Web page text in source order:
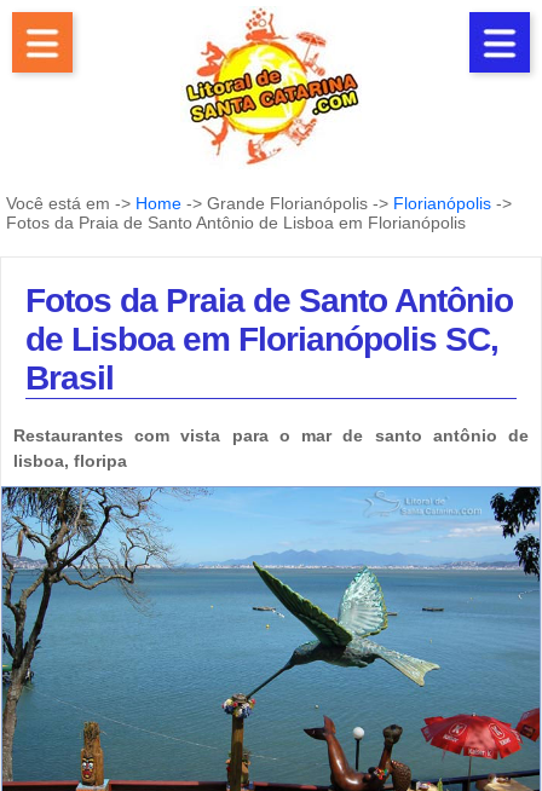
Você está em -> Home -> Grande Florianópolis -> Florianópolis ->
Fotos da Praia de Santo Antônio de Lisboa em Florianópolis
Fotos da Praia de Santo Antônio
de Lisboa em Florianópolis SC,
Brasil
Restaurantes com vista para o mar de santo antônio de
lisboa, floripa